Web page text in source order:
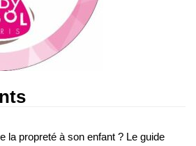
la propreté à son enfant ? Le guide